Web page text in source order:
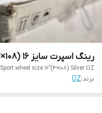
رینگ اسپرت سایز ۱۶ (۱۰۸×۴) نقره‌ای OZ
Sport wheel size 16"(4×108) Silver OZ
برند:OZ